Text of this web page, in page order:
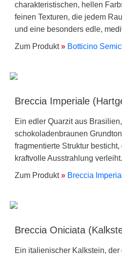
charakteristischen, hellen
feinen Texturen, die jedem
und eine besonders edle,
Zum Produkt» Botticino
Breccia Imperiale
Ein edler Quarzit aus
schokoladenbraunen
fragmentierte Struktur
kraftvolle Ausstrahlung verleiht.
Zum Produkt» Breccia
Breccia Oniciata
Ein italienischer Kalkstein, der